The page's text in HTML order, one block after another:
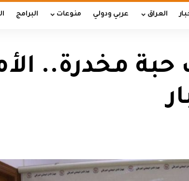
العراق عربي ودولي منوعات البرامج
100 ألف حبة